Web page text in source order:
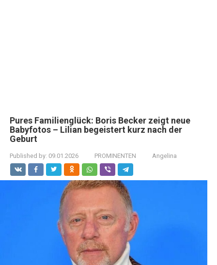
Pures Familienglück: Boris Becker zeigt neue
Babyfotos – Lilian begeistert kurz nach der
Geburt
Published by: 09.01.2026 PROMINENTEN Angelina